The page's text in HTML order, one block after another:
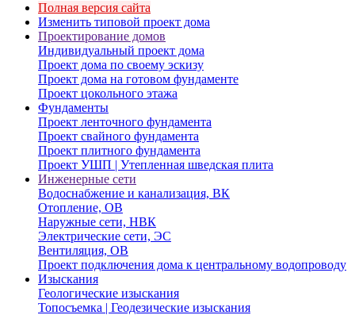
Полная версия сайта
Изменить типовой проект дома
Проектирование домов
Индивидуальный проект дома
Проект дома по своему эскизу
Проект дома на готовом фундаменте
Проект цокольного этажа
Фундаменты
Проект ленточного фундамента
Проект свайного фундамента
Проект плитного фундамента
Проект УШП | Утепленная шведская плита
Инженерные сети
Водоснабжение и канализация, ВК
Отопление, ОВ
Наружные сети, НВК
Электрические сети, ЭС
Вентиляция, ОВ
Проект подключения дома к центральному водопроводу
Изыскания
Геологические изыскания
Топосъемка | Геодезические изыскания